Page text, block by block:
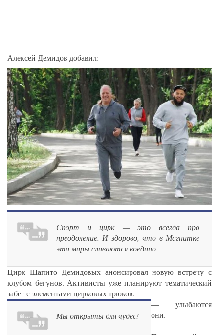
Алексей Демидов добавил:
Спорт и цирк — это всегда про
преодоление. И здорово, что в Магнитке
эти миры сливаются воедино.
Цирк Шапито Демидовых анонсировал новую встречу с
клубом бегунов. Активисты уже планируют тематический
забег с элементами цирковых трюков.
Мы открыты для чудес!
— улыбаются
они.